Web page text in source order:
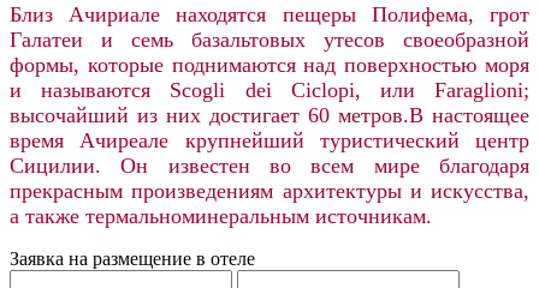
Близ Ачириале находятся пещеры Полифема, грот
Галатеи и семь базальтовых утесов своеобразной
формы, которые поднимаются над поверхностью моря
и называются Scogli dei Ciclopi, или Faraglioni;
высочайший из них достигает 60 метров.В настоящее
время Ачиреале крупнейший туристический центр
Сицилии. Он известен во всем мире благодаря
прекрасным произведениям архитектуры и искусства,
а также термальноминеральным источникам.
Заявка на размещение в отеле